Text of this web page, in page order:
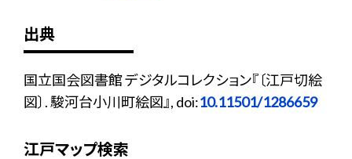
出典
国立国会図書館 デジタルコレクション『〔江戸切絵
図〕. 駿河台小川町絵図』, doi:10.11501/1286659
江戸マップ検索